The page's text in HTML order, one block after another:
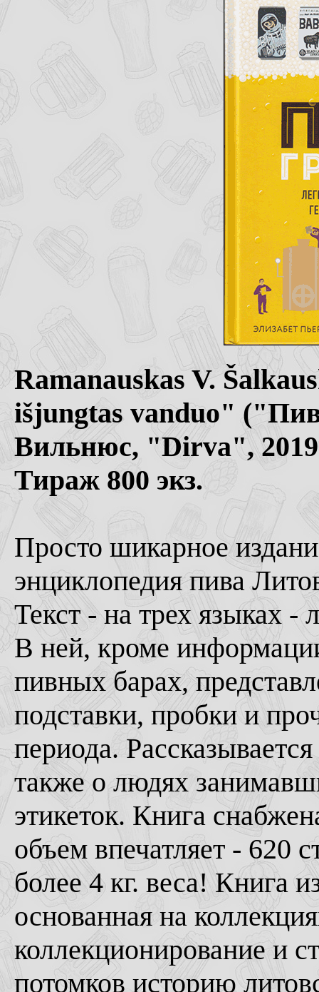
Ramanauskas V.
išjungtas vanduo"
Вильнюс, "Dirva",
Тираж 800 экз.
Просто шикарное
энциклопедия пива
Текст - на трех языках -
В ней, кроме
пивных барах,
подставки, пробки и
периода.
также о людях
этикеток. Книга
объем впечатляет - 620
более 4 кг. веса! Книга
основанная на
коллекционирование и
потомков историю